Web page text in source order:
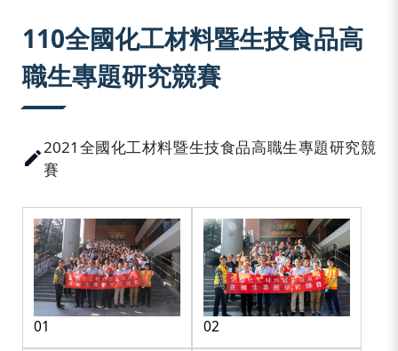
110全國化工材料暨生技食品高
職生專題研究競賽
2021全國化工材料暨生技食品高職生專題研究競
賽
01 02